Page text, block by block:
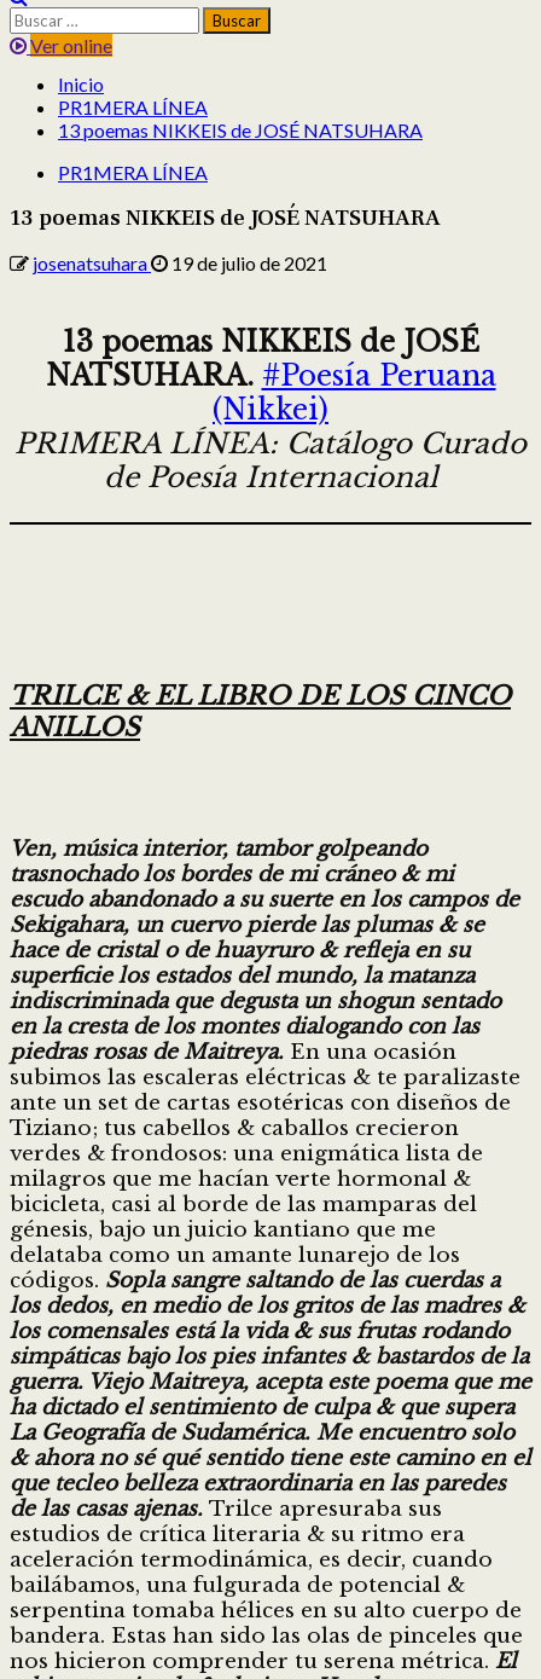
Buscar:
Ver online
Inicio
PR1MERA LÍNEA
13 poemas NIKKEIS de JOSÉ NATSUHARA
PR1MERA LÍNEA
13 poemas NIKKEIS de JOSÉ NATSUHARA
josenatsuhara 19 de julio de 2021
13 poemas NIKKEIS de JOSÉ
NATSUHARA. #Poesía Peruana
(Nikkei)
PR1MERA LÍNEA: Catálogo Curado
de Poesía Internacional
TRILCE & EL LIBRO DE LOS CINCO
ANILLOS
Ven, música interior, tambor golpeando
trasnochado los bordes de mi cráneo & mi
escudo abandonado a su suerte en los campos de
Sekigahara, un cuervo pierde las plumas & se
hace de cristal o de huayruro & refleja en su
superficie los estados del mundo, la matanza
indiscriminada que degusta un shogun sentado
en la cresta de los montes dialogando con las
piedras rosas de Maitreya. En una ocasión
subimos las escaleras eléctricas & te paralizaste
ante un set de cartas esotéricas con diseños de
Tiziano; tus cabellos & caballos crecieron
verdes & frondosos: una enigmática lista de
milagros que me hacían verte hormonal &
bicicleta, casi al borde de las mamparas del
génesis, bajo un juicio kantiano que me
delataba como un amante lunarejo de los
códigos. Sopla sangre saltando de las cuerdas a
los dedos, en medio de los gritos de las madres &
los comensales está la vida & sus frutas rodando
simpáticas bajo los pies infantes & bastardos de la
guerra. Viejo Maitreya, acepta este poema que me
ha dictado el sentimiento de culpa & que supera
La Geografía de Sudamérica. Me encuentro solo
& ahora no sé qué sentido tiene este camino en el
que tecleo belleza extraordinaria en las paredes
de las casas ajenas. Trilce apresuraba sus
estudios de crítica literaria & su ritmo era
aceleración termodinámica, es decir, cuando
bailábamos, una fulgurada de potencial &
serpentina tomaba hélices en su alto cuerpo de
bandera. Estas han sido las olas de pinceles que
nos hicieron comprender tu serena métrica. El